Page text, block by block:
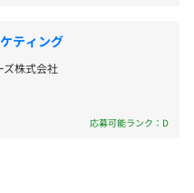
台割り当てされ、キーボ
好みのものを使うことが
の有無及びその内容
ティング
ズ株式会社
応募可能ランク：D